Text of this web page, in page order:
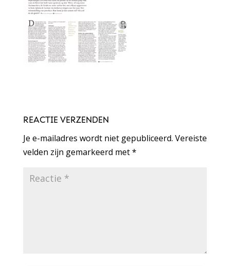
REACTIE VERZENDEN
Je e-mailadres wordt niet gepubliceerd. Vereiste
velden zijn gemarkeerd met*